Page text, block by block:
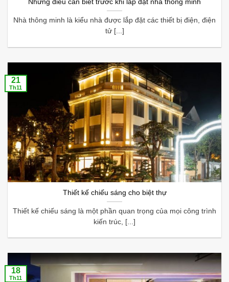
Những điều cần biết trước khi lắp đặt nhà thông minh
Nhà thông minh là kiểu nhà được lắp đặt các thiết bị điện, điện
tử [...]
Thiết kế chiếu sáng cho biệt thự
Thiết kế chiếu sáng là một phần quan trọng của mọi công trình
kiến trúc, [...]
21
Th11
18
Th11